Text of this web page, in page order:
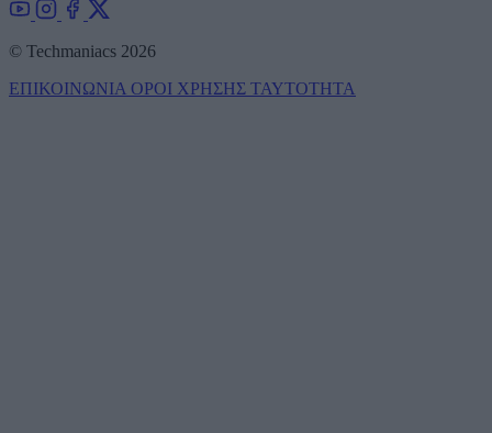
© Techmaniacs 2026
ΕΠΙΚΟΙΝΩΝΙΑ ΟΡΟΙ ΧΡΗΣΗΣ ΤΑΥΤΟΤΗΤΑ